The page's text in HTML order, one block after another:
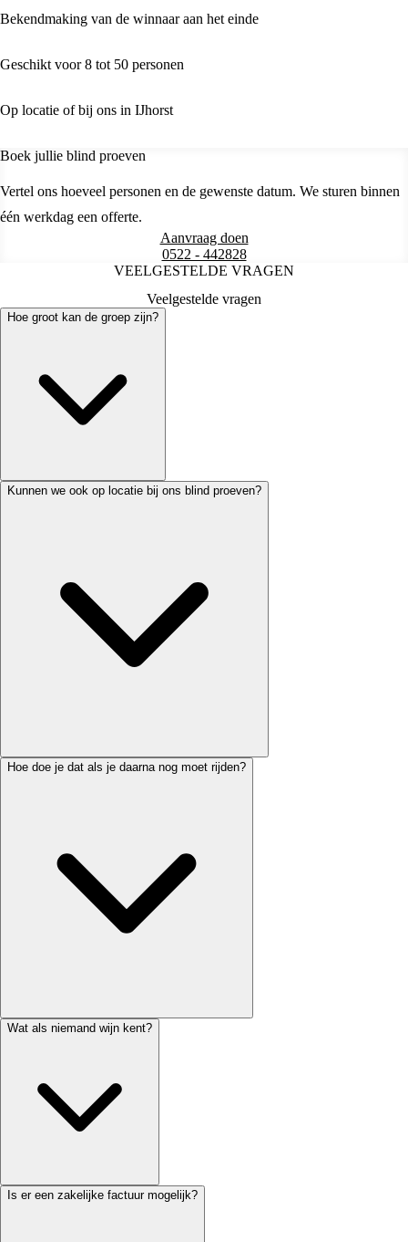
Bekendmaking van de winnaar aan het einde
Geschikt voor 8 tot 50 personen
Op locatie of bij ons in IJhorst
Boek jullie blind proeven
Vertel ons hoeveel personen en de gewenste datum. We sturen binnen
één werkdag een offerte.
Aanvraag doen
0522 - 442828
VEELGESTELDE VRAGEN
Veelgestelde vragen
Hoe groot kan de groep zijn?
Kunnen we ook op locatie bij ons blind proeven?
Hoe doe je dat als je daarna nog moet rijden?
Wat als niemand wijn kent?
Is er een zakelijke factuur mogelijk?